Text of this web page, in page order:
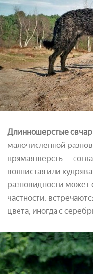
Длинношерстые
малочисленной
прямая шерсть —
волнистая или
разновидности может
частности,
цвета, иногда с